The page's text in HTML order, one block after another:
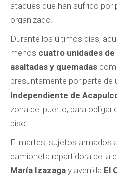
ataques que han sufrido por
organizado.
Durante los últimos días,
menos cuatro unidades
asaltadas y quemadas
presuntamente por parte de
Independiente de
zona del puerto, para
piso’.
El martes, sujetos armados
camioneta repartidora de la
María Izazaga y avenida El